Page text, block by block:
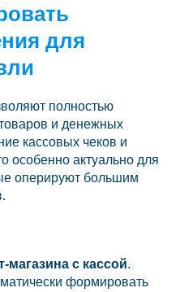
для
полностью
и денежных
кассовых чеков и
особенно актуально для
оперируют большим
магазина с кассой.
формировать